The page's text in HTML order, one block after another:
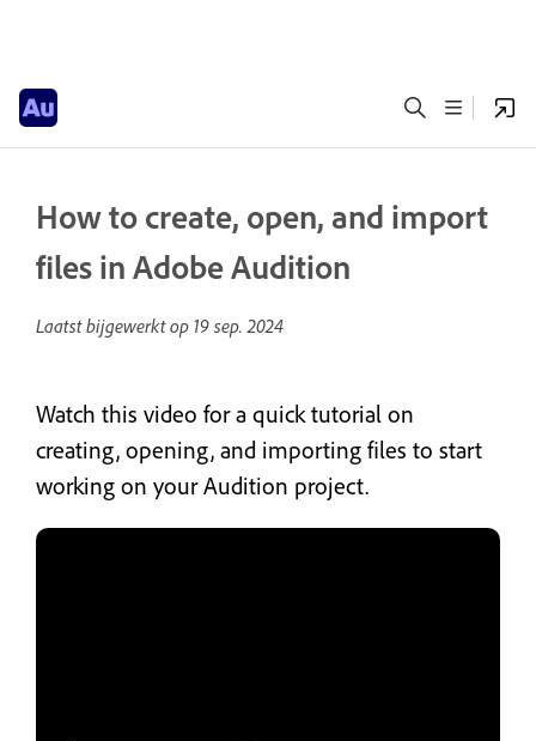
How to create, open, and import
files in Adobe Audition
Laatst bijgewerkt op 19 sep. 2024
Watch this video for a quick tutorial on
creating, opening, and importing files to start
working on your Audition project.